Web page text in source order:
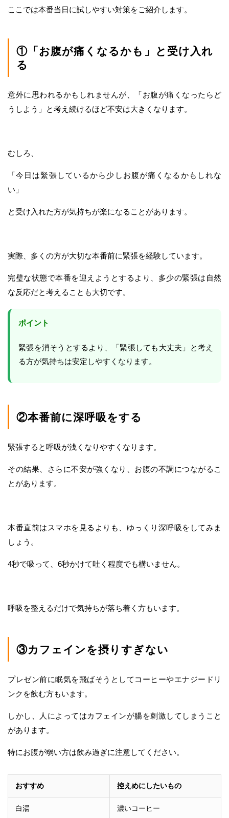
ここでは本番当日に試しやすい対策をご紹介します。
①「お腹が痛くなるかも」と受け入れ
る
意外に思われるかもしれませんが、「お腹が痛くなったらど
うしよう」と考え続けるほど不安は大きくなります。
むしろ、
「今日は緊張しているから少しお腹が痛くなるかもしれな
い」
と受け入れた方が気持ちが楽になることがあります。
実際、多くの方が大切な本番前に緊張を経験しています。
完璧な状態で本番を迎えようとするより、多少の緊張は自然
な反応だと考えることも大切です。
ポイント
緊張を消そうとするより、「緊張しても大丈夫」と考え
る方が気持ちは安定しやすくなります。
②本番前に深呼吸をする
緊張すると呼吸が浅くなりやすくなります。
その結果、さらに不安が強くなり、お腹の不調につながるこ
とがあります。
本番直前はスマホを見るよりも、ゆっくり深呼吸をしてみま
しょう。
4秒で吸って、6秒かけて吐く程度でも構いません。
呼吸を整えるだけで気持ちが落ち着く方もいます。
③カフェインを摂りすぎない
プレゼン前に眠気を飛ばそうとしてコーヒーやエナジードリ
ンクを飲む方もいます。
しかし、人によってはカフェインが腸を刺激してしまうこと
があります。
特にお腹が弱い方は飲み過ぎに注意してください。
おすすめ 控えめにしたいもの
白湯 濃いコーヒー